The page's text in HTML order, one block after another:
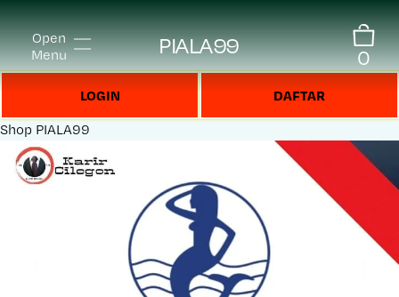
Open
Menu
PIALA99 0
LOGIN DAFTAR
Shop PIALA99